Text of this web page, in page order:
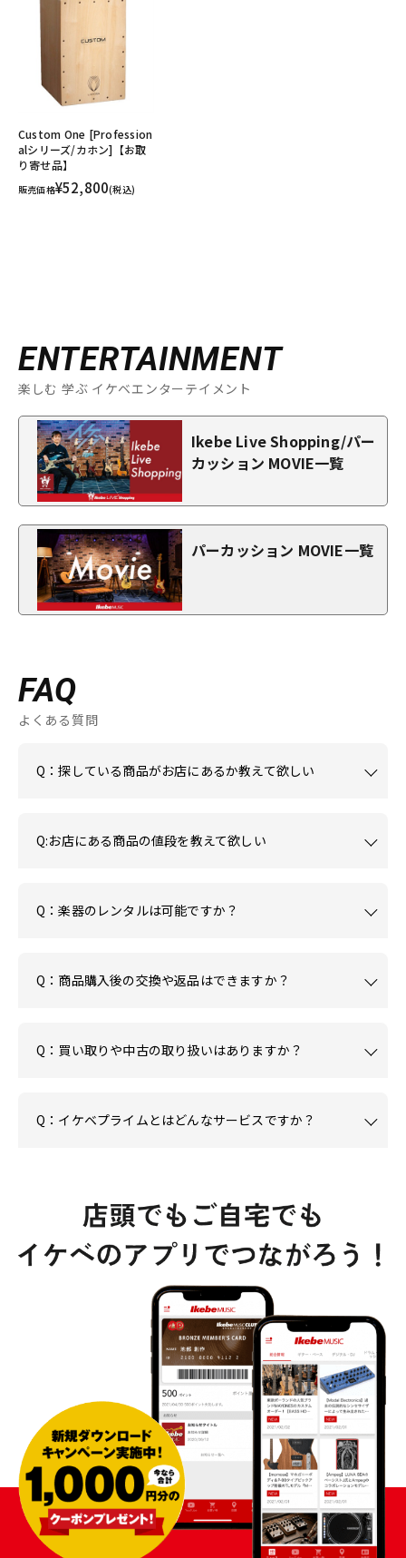
Custom One [Profession
alシリーズ/カホン]【お取
り寄せ品】
販売価格¥52,800(税込)
ENTERTAINMENT
楽しむ 学ぶ イケベエンターテイメント
Ikebe Live Shopping/パー
カッション MOVIE一覧
パーカッション MOVIE一覧
FAQ
よくある質問
Q：探している商品がお店にあるか教えて欲しい
Q:お店にある商品の値段を教えて欲しい
Q：楽器のレンタルは可能ですか？
Q：商品購入後の交換や返品はできますか？
Q：買い取りや中古の取り扱いはありますか？
Q：イケベプライムとはどんなサービスですか？